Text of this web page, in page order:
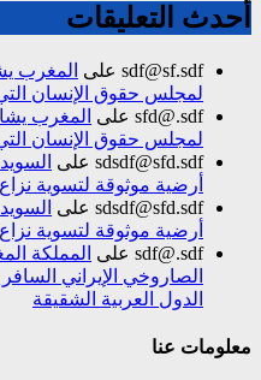
أحدث التعليقات
sdf@sf.sdf على
لمجلس حقوق الإنسان
sfd@.sdf على
لمجلس حقوق الإنسان
sdsdf@sfd.sdf على
أرضية موثوقة لتسوية
sdsdf@sfd.sdf على
أرضية موثوقة لتسوية
sdf@.sdf على المملكة
الصاروخي الإيراني
الدول العربية الشقيقة
معلومات عنا